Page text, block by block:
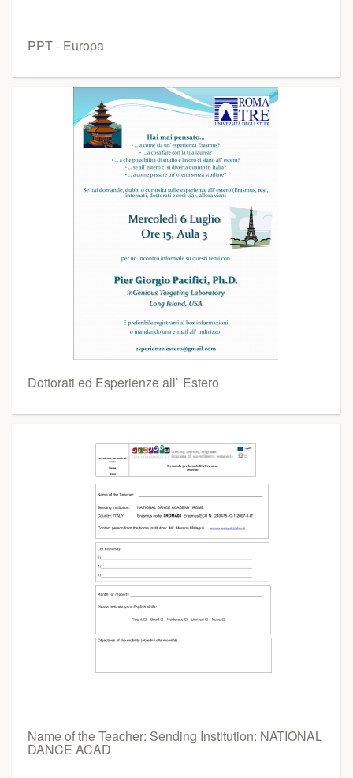
PPT - Europa
Dottorati ed Esperienze all` Estero
Name of the Teacher: Sending Institution: NATIONAL
DANCE ACAD